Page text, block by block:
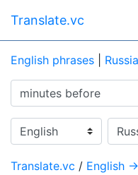
Translate.vc
English phrases
Translate.vc / English